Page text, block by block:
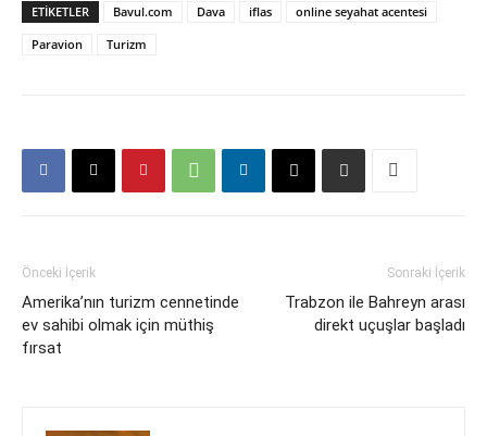
ETIKETLER Bavul.com Dava iflas
online seyahat acentesi
Paravion
Turizm
Önceki İçerik
Amerika’nın turizm cennetinde
ev sahibi olmak için müthiş
fırsat
Sonraki İçerik
Trabzon ile Bahreyn arası
direkt uçuşlar başladı